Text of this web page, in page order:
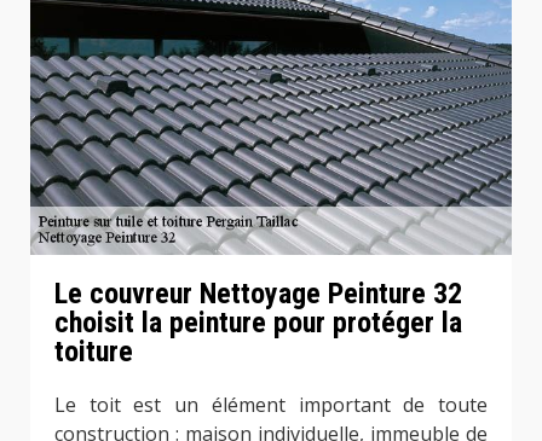
Le couvreur Nettoyage Peinture 32
choisit la peinture pour protéger la
toiture
Le toit est un élément important de toute
construction : maison individuelle, immeuble de